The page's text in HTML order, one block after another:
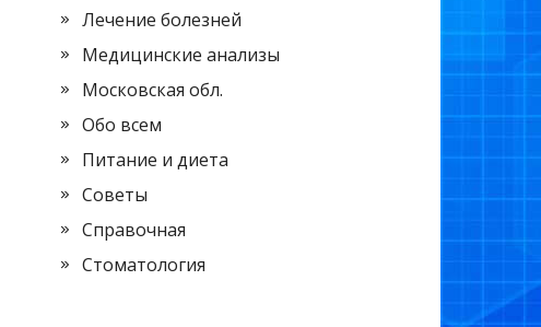
Лечение болезней
Медицинские анализы
Московская обл.
Обо всем
Питание и диета
Советы
Справочная
Стоматология